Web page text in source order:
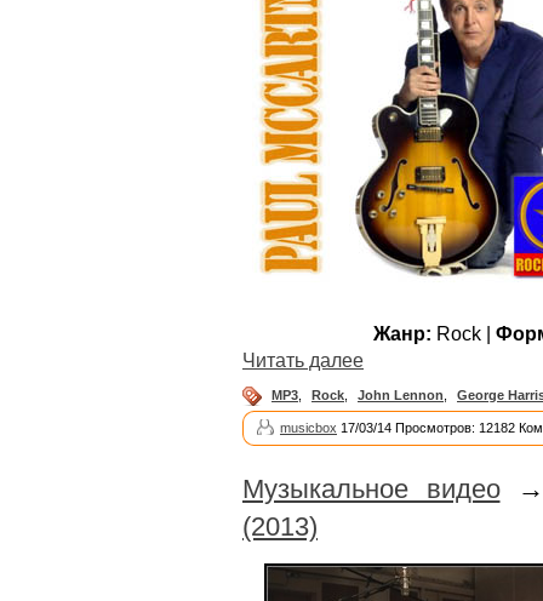
Жанр: Rock |
Читать далее
MP3 Rock John Lennon George
musicbox 17/03/14 Просмотров: 12182
Музыкальное видео
(2013)